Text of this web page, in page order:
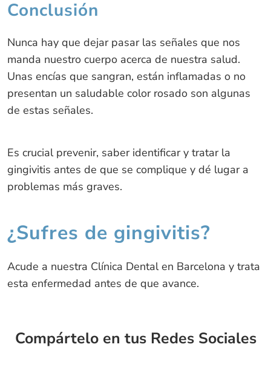
Conclusión
Nunca hay que dejar pasar las señales que nos
manda nuestro cuerpo acerca de nuestra salud.
Unas encías que sangran, están inflamadas o no
presentan un saludable color rosado son algunas
de estas señales.
Es crucial prevenir, saber identificar y tratar la
gingivitis antes de que se complique y dé lugar a
problemas más graves.
¿Sufres de gingivitis?
Acude a nuestra Clínica Dental en Barcelona y trata
esta enfermedad antes de que avance.
Compártelo en tus Redes Sociales